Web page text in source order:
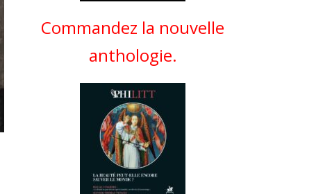
Commandez la nouvelle
anthologie.